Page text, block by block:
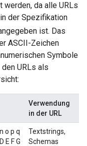
da alle URLs
der Spezifikation
ist. Das
ASCII-Zeichen
Symbole
URLs als
Verwendung
in der URL
o p q
E F G
Textstrings,
Schemas